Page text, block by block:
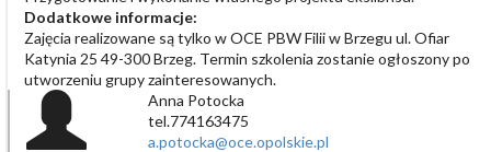
Dodatkowe informacje:
Zajęcia realizowane są tylko w OCE PBW Filii w Brzegu ul. Ofiar
Katynia 25 49-300 Brzeg. Termin szkolenia zostanie ogłoszony po
utworzeniu grupy zainteresowanych.
Anna Potocka
tel.774163475
a.potocka@oce.opolskie.pl